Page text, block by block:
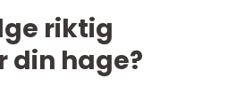
riktig
din hage?